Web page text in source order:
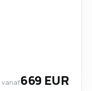
vanaf669 EUR